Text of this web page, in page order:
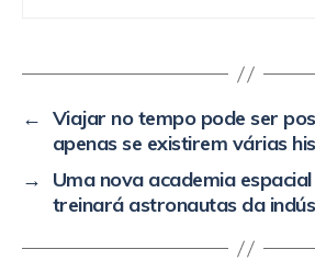
← Viajar no tempo pode ser
apenas se existirem várias
→
Uma nova academia
treinará astronautas da